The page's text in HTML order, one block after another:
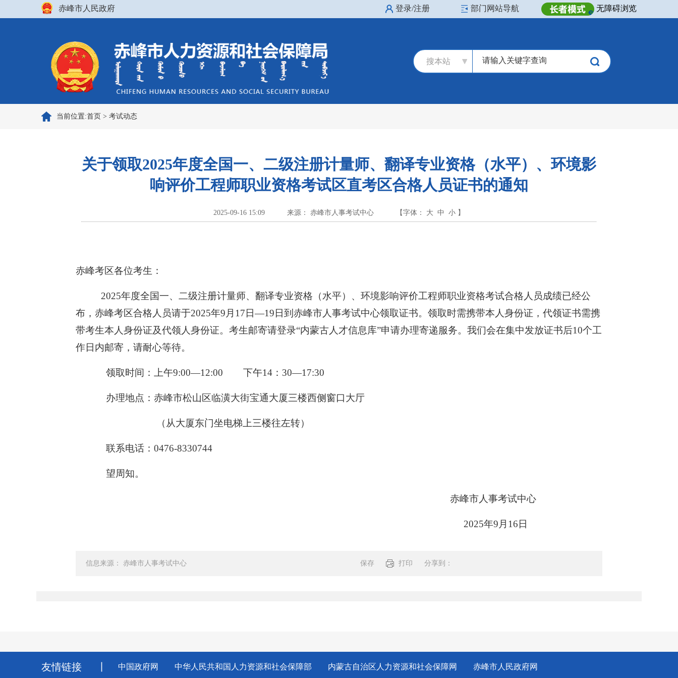
赤峰市人民政府 登录/注册 部门网站导航 无障碍浏览
搜本站
当前位置:首页 > 考试动态
关于领取2025年度全国一、二级注册计量师、翻译专业资格（水平）、环境影
响评价工程师职业资格考试区直考区合格人员证书的通知
2025-09-16 15:09 来源： 赤峰市人事考试中心 【字体： 大 中 小 】
赤峰考区各位考生：
2025年度全国一、二级注册计量师、翻译专业资格（水平）、环境影响评价工程师职业资格考试合格人员成绩已经公
布，赤峰考区合格人员请于2025年9月17日—19日到赤峰市人事考试中心领取证书。领取时需携带本人身份证，代领证书需携
带考生本人身份证及代领人身份证。考生邮寄请登录“内蒙古人才信息库”申请办理寄递服务。我们会在集中发放证书后10个工
作日内邮寄，请耐心等待。
领取时间：上午9:00—12:00 下午14：30—17:30
办理地点：赤峰市松山区临潢大街宝通大厦三楼西侧窗口大厅
（从大厦东门坐电梯上三楼往左转）
联系电话：0476-8330744
望周知。
赤峰市人事考试中心
2025年9月16日
信息来源： 赤峰市人事考试中心 保存 打印 分享到：
友情链接 中国政府网 中华人民共和国人力资源和社会保障部 内蒙古自治区人力资源和社会保障网 赤峰市人民政府网